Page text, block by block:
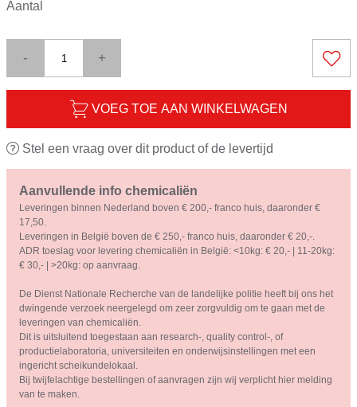
Aantal
- +
VOEG TOE AAN WINKELWAGEN
Stel een vraag over dit product of de levertijd
Aanvullende info chemicaliën
Leveringen binnen Nederland boven € 200,- franco huis, daaronder €
17,50.
Leveringen in België boven de € 250,- franco huis, daaronder € 20,-.
ADR toeslag voor levering chemicaliën in België: <10kg: € 20,- | 11-20kg:
€ 30,- | >20kg: op aanvraag.
De Dienst Nationale Recherche van de landelijke politie heeft bij ons het
dwingende verzoek neergelegd om zeer zorgvuldig om te gaan met de
leveringen van chemicaliën.
Dit is uitsluitend toegestaan aan research-, quality control-, of
productielaboratoria, universiteiten en onderwijsinstellingen met een
ingericht scheikundelokaal.
Bij twijfelachtige bestellingen of aanvragen zijn wij verplicht hier melding
van te maken.